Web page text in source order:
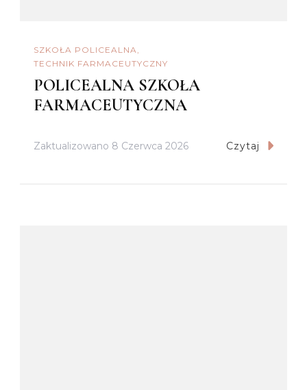
SZKOŁA POLICEALNA
TECHNIK FARMACEUTYCZNY
POLICEALNA SZKOŁA
FARMACEUTYCZNA
Zaktualizowano 8 Czerwca 2026 Czytaj